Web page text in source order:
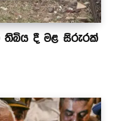
තිබිය දී මළ සිරුරක්